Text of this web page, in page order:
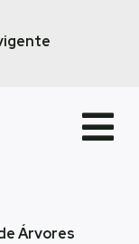
Árvores